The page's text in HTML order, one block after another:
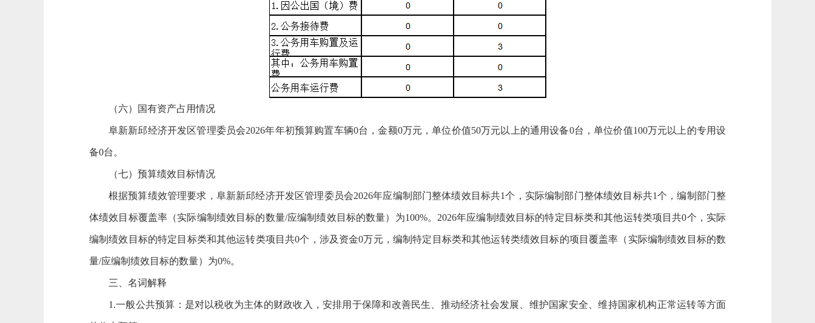
（六）国有资产占用情况
阜新新邱经济开发区管理委员会2026年年初预算购置车辆0台，金额0万元，单位价值50万元以上的通用设备0台，单位价值100万元以上的专用设
备0台。
（七）预算绩效目标情况
根据预算绩效管理要求，阜新新邱经济开发区管理委员会2026年应编制部门整体绩效目标共1个，实际编制部门整体绩效目标共1个，编制部门整
体绩效目标覆盖率（实际编制绩效目标的数量/应编制绩效目标的数量）为100%。2026年应编制绩效目标的特定目标类和其他运转类项目共0个，实际
编制绩效目标的特定目标类和其他运转类项目共0个，涉及资金0万元，编制特定目标类和其他运转类绩效目标的项目覆盖率（实际编制绩效目标的数
量/应编制绩效目标的数量）为0%。
三、名词解释
1.一般公共预算：是对以税收为主体的财政收入，安排用于保障和改善民生、推动经济社会发展、维护国家安全、维持国家机构正常运转等方面